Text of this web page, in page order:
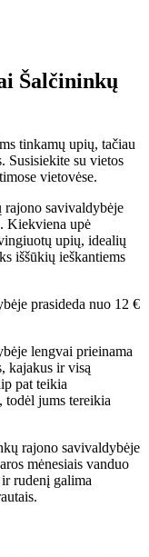
Šalčininkų
tinkamų upių, tačiau
Susisiekite su vietos
vietovėse.
rajono savivaldybėje
Kiekviena upė
upių, idealių
iššūkių ieškantiems
prasideda nuo 12 €
lengvai prieinama
kajakus ir visą
pat teikia
todėl jums tereikia
rajono savivaldybėje
mėnesiais vanduo
rudenį galima